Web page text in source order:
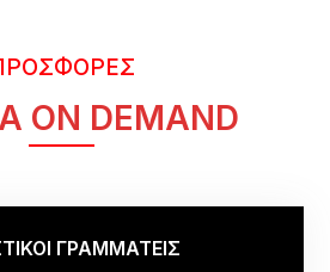
ON DEMAND
ΓΡΑΜΜΑΤΕΙΣ